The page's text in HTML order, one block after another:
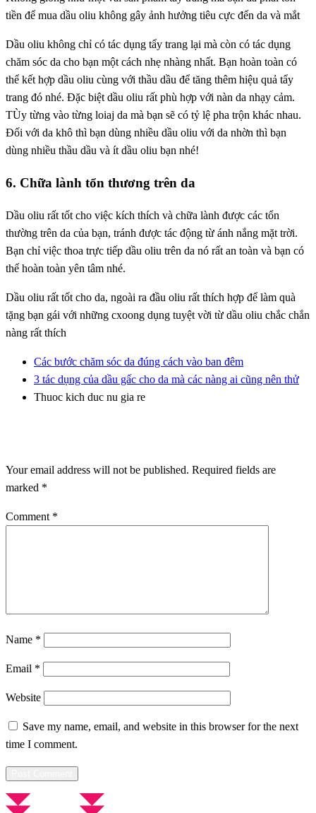
tiền để mua dầu oliu không gây ảnh hưởng tiêu cực đến da và mắt
Dầu oliu không chỉ có tác dụng tẩy trang lại mà còn có tác dụng
chăm sóc da cho bạn một cách nhẹ nhàng nhất. Bạn hoàn toàn có
thể kết hợp dầu oliu cùng với thầu dầu để tăng thêm hiệu quả tẩy
trang đó nhé. Đặc biệt dầu oliu rất phù hợp với nàn da nhạy cảm.
TÙy từng vào từng loiaj da mà bạn sẽ có tỷ lệ pha trộn khác nhau.
Đối với da khô thì bạn dùng nhiều dầu oliu với da nhờn thì bạn
dùng nhiều thầu dầu và ít dầu oliu bạn nhé!
6. Chữa lành tổn thương trên da
Dầu oliu rất tốt cho việc kích thích và chữa lành được các tổn
thường trên da của bạn, tránh được tác động từ ánh nắng mặt trời.
Bạn chỉ việc thoa trực tiếp dầu oliu trên da nó rất an toàn và bạn có
thể hoàn toàn yên tâm nhé.
Dầu oliu rất tốt cho da, ngoài ra đầu oliu rất thích hợp để làm quà
tặng bạn gái với những cxoong dụng tuyệt vời từ dầu oliu chắc chắn
nàng rất thích
Các bước chăm sóc da đúng cách vào ban đêm
3 tác dụng của dầu gấc cho da mà các nàng ai cũng nên thử
Thuoc kich duc nu gia re
Your email address will not be published. Required fields are
marked *
Comment *
Name *
Email *
Website
Save my name, email, and website in this browser for the next
time I comment.